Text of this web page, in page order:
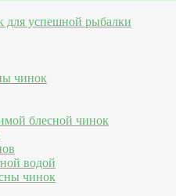
для успешной рыбалки
чинок
блесной чинок
водой
чинок